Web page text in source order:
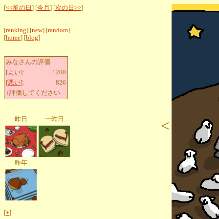
[<<前の日 ] [今月 ] [次の日>>]
[ranking] [new] [random]
[home] [blog]
みなさんの評価
[よい]:
1200
[悪い]:
826
↑評価してください
昨日 一昨日
昨年
[+]
<